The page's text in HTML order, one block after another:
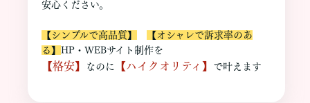
安心ください。
【シンプルで高品質】
【オシャレで訴求率のあ
る】 HP・WEBサイト制作を
【格安】 なのに 【ハイクオリティ】 で叶えます